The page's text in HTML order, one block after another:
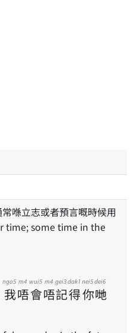
喺立志或者預言嘅時候用
我
ngo5
唔
m4
會
wui5
唔
m4
記
gei3
得
dak1
你
nei5
哋
dei6